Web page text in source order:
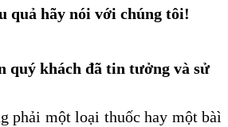
quả hãy nói với chúng tôi!
quý khách đã tin tưởng và sử
phải một loại thuốc hay một bàì